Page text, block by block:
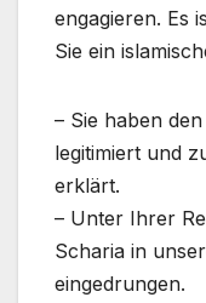
engagieren. Es
Sie ein
– Sie haben
legitimiert und
erklärt.
– Unter Ihrer
Scharia in
eingedrungen.